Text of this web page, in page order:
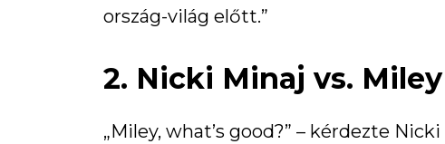
ország-világ előtt.”
2. Nicki Minaj vs.
„Miley, what’s good?” – kérdezte